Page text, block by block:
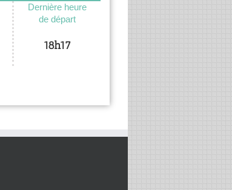
Dernière heure
de départ
18h17